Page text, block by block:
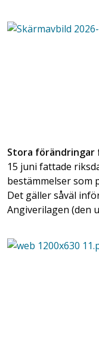
Stora förändringar
15 juni fattade
bestämmelser som
Det gäller såväl
Angiverilagen (den